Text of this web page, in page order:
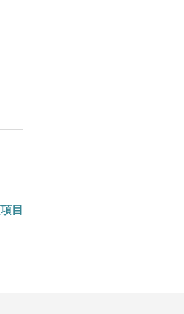
目